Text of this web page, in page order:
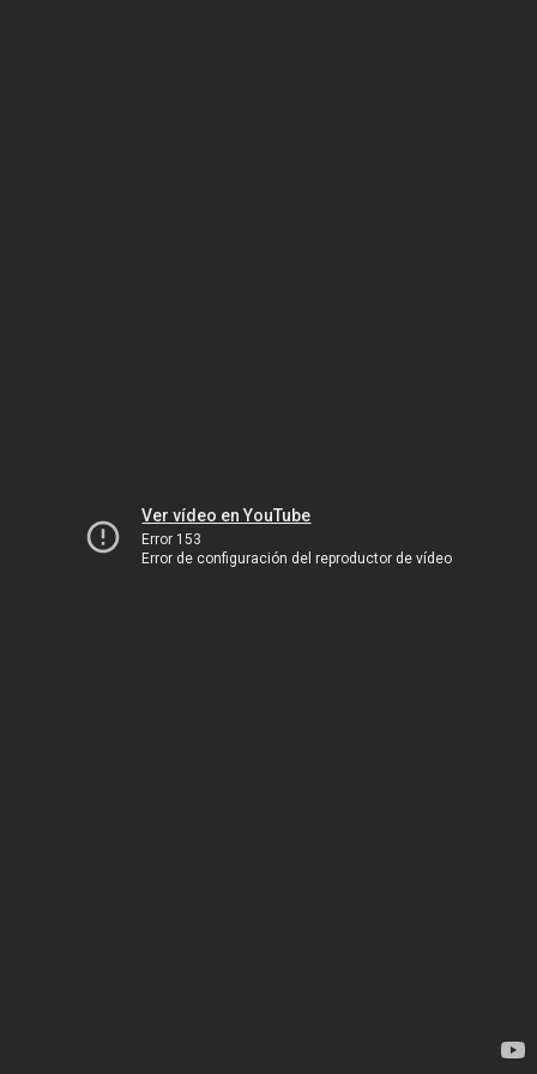
Ver vídeo en YouTube
Error 153
Error de configuración del reproductor de vídeo